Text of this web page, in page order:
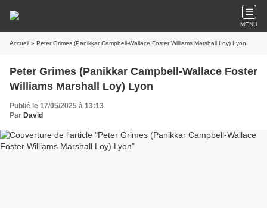
MENU
Accueil » Peter Grimes (Panikkar Campbell-Wallace Foster Williams Marshall Loy) Lyon
Peter Grimes (Panikkar Campbell-Wallace Foster
Williams Marshall Loy) Lyon
Publié le 17/05/2025 à 13:13
Par David